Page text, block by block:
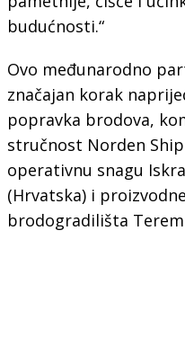
budućnosti.“
Ovo međunarodno
značajan korak
popravka brodova,
stručnost Norden
operativnu snagu
(Hrvatska) i
brodogradilišta Terem